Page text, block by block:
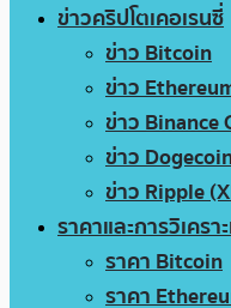
ข่าวคริปโตเคอเรนซี่
ข่าว Bitcoin
ข่าว
ข่าว Binance
ข่าว
ข่าว Ripple
ราคาและการวิเครา
ราคา Bitcoin
ราคา